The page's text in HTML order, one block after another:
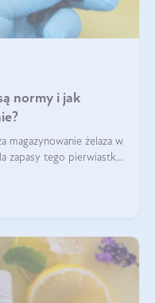
normy i jak
magazynowanie żelaza w
zapasy tego pierwiastka.